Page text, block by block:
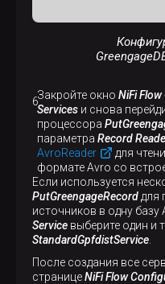
Закройте окно NiFi
Services и снова
процессора
параметра Record
AvroReader
для
формате Avro со
Если используется
PutGreengageRecord для
источников в одну базу
Service выберите один и
StandardGpfdistService
После создания все
страницеNiFi Flow